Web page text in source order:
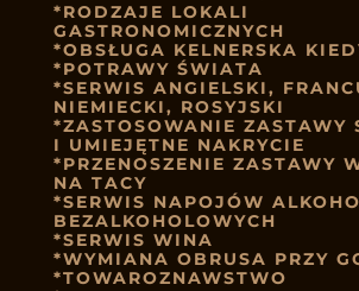
*RODZAJE LOKALI
GASTRONOMICZNYCH
*OBSŁUGA KELNERSKA
*POTRAWY ŚWIATA
*SERWIS ANGIELSKI,
NIEMIECKI, ROSYJSKI
*ZASTOSOWANIE ZASTAWY
I UMIEJĘTNE NAKRYCIE
*PRZENOSZENIE ZASTAWY
NA TACY
*SERWIS NAPOJÓW
BEZALKOHOLOWYCH
*SERWIS WINA
*WYMIANA OBRUSA PRZY
*TOWAROZNAWSTWO